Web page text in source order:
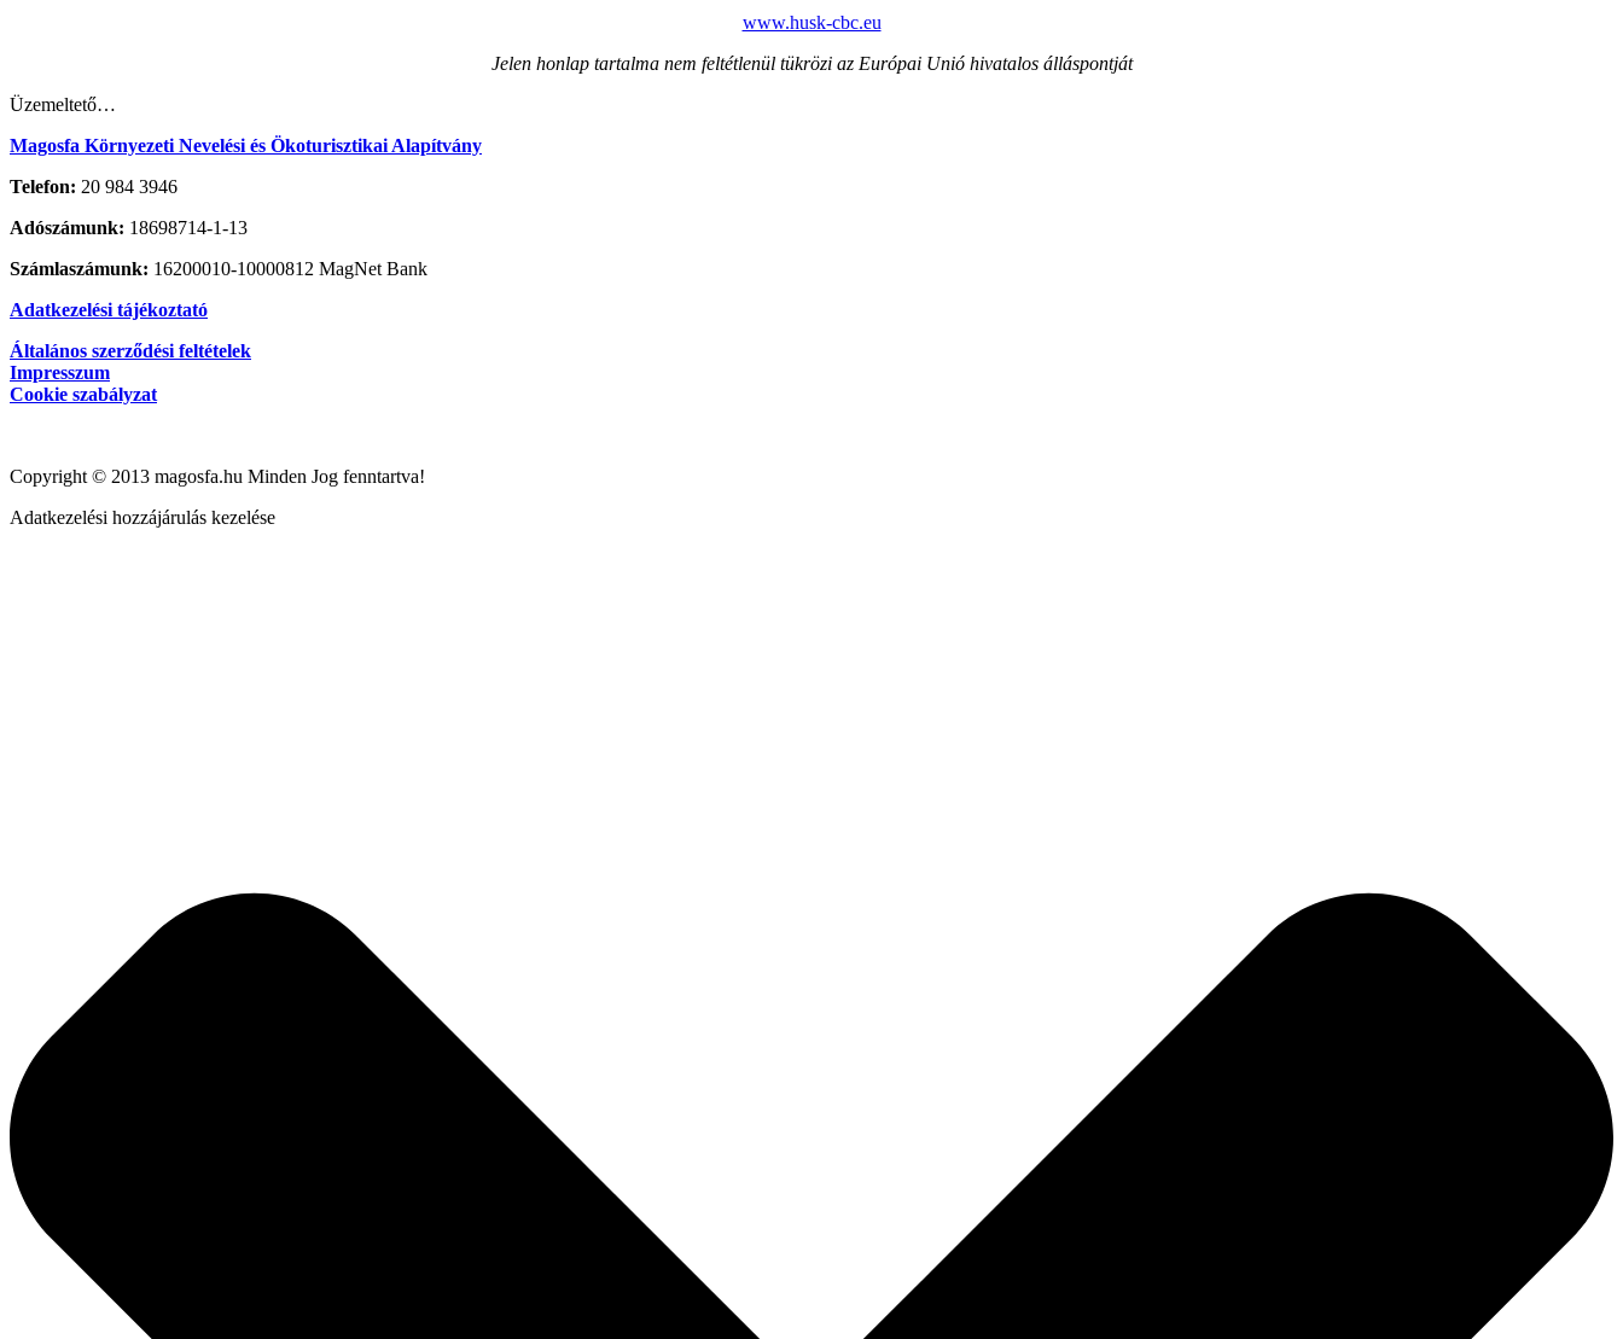
www.husk-cbc.eu
Jelen honlap tartalma nem feltétlenül tükrözi az Európai Unió hivatalos álláspontját
Üzemeltető…
Magosfa Környezeti Nevelési és Ökoturisztikai Alapítvány
Telefon: 20 984 3946
Adószámunk: 18698714-1-13
Számlaszámunk: 16200010-10000812 MagNet Bank
Adatkezelési tájékoztató
Általános szerződési feltételek
Impresszum
Cookie szabályzat
Copyright © 2013 magosfa.hu Minden Jog fenntartva!
Adatkezelési hozzájárulás kezelése